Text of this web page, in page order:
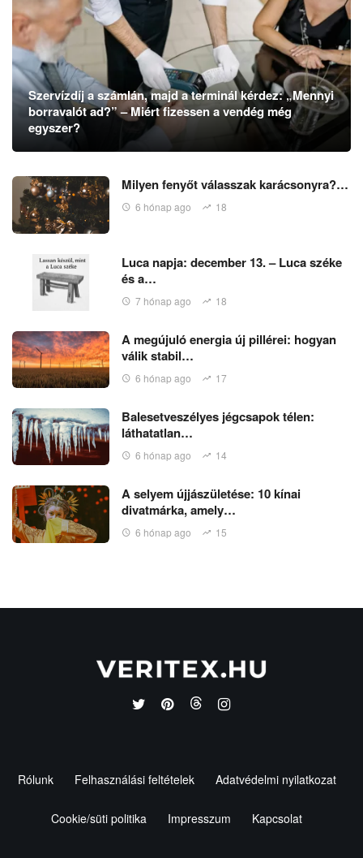
Szervízdíj a számlán, majd a terminál kérdez: „Mennyi
borravalót ad?” – Miért fizessen a vendég még
egyszer?
Milyen fenyőt válasszak karácsonyra?…
6 hónap ago 18
Luca napja: december 13. – Luca széke
és a…
7 hónap ago 18
A megújuló energia új pillérei: hogyan
válik stabil…
6 hónap ago 17
Balesetveszélyes jégcsapok télen:
láthatatlan…
6 hónap ago 14
A selyem újjászületése: 10 kínai
divatmárka, amely…
6 hónap ago 15
Rólunk Felhasználási feltételek Adatvédelmi nyilatkozat
Cookie/süti politika Impresszum Kapcsolat